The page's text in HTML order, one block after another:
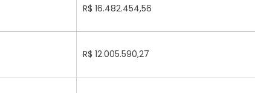
R$ 16.482.454,56
R$ 12.005.590,27